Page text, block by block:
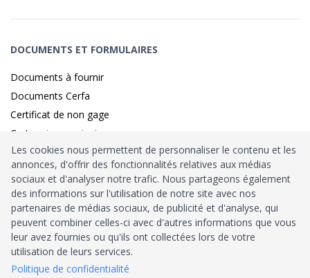
DOCUMENTS ET FORMULAIRES
Documents à fournir
Documents Cerfa
Certificat de non gage
Carte grise provisoire
Identité sécurisé parFranceConnect
HabilitationMinistère de l’Intérieur: n°212900
Agrément Trésor Public
Les cookies nous permettent de personnaliser le contenu et les
annonces, d'offrir des fonctionnalités relatives aux médias
sociaux et d'analyser notre trafic. Nous partageons également
des informations sur l'utilisation de notre site avec nos
partenaires de médias sociaux, de publicité et d'analyse, qui
peuvent combiner celles-ci avec d'autres informations que vous
leur avez fournies ou qu'ils ont collectées lors de votre
utilisation de leurs services.
Politique de confidentialité